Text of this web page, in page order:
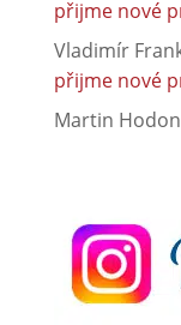
přijme nové
Vladimír
přijme nové
Martin